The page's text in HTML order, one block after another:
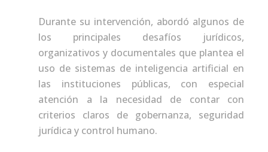
Durante su intervención, abordó algunos de
los principales desafíos jurídicos,
organizativos y documentales que plantea el
uso de sistemas de inteligencia artificial en
las instituciones públicas, con especial
atención a la necesidad de contar con
criterios claros de gobernanza, seguridad
jurídica y control humano.